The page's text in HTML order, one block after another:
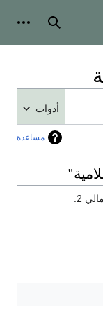
بحث
أدوات
مساعدة
2.